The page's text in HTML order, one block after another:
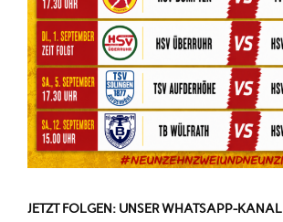
JETZT FOLGEN: UNSER WHATSAPP-KANAL